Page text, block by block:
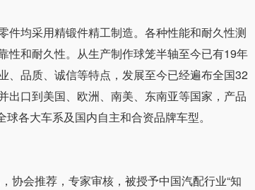
件均采用精锻件精工制造。各种性能和耐久性测
性和耐久性。从生产制作球笼半轴至今已有19年
、品质、诚信等特点，发展至今已经遍布全国32
出口到美国、欧洲、南美、东南亚等国家，产品
各大车系及国内自主和合资品牌车型。
协会推荐，专家审核，被授予中国汽配行业“知